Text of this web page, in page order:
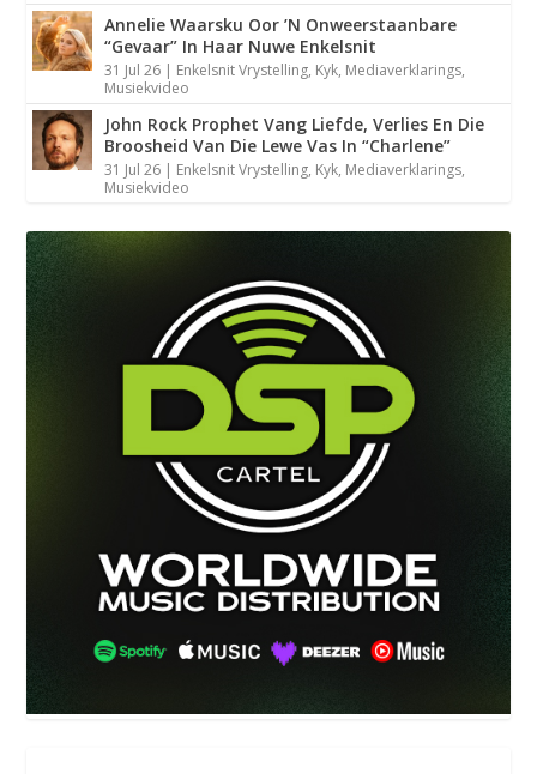
Annelie Waarsku Oor ’N Onweerstaanbare
“Gevaar” In Haar Nuwe Enkelsnit
31 Jul 26 | Enkelsnit Vrystelling, Kyk, Mediaverklarings,
Musiekvideo
John Rock Prophet Vang Liefde, Verlies En Die
Broosheid Van Die Lewe Vas In “Charlene”
31 Jul 26 | Enkelsnit Vrystelling, Kyk, Mediaverklarings,
Musiekvideo